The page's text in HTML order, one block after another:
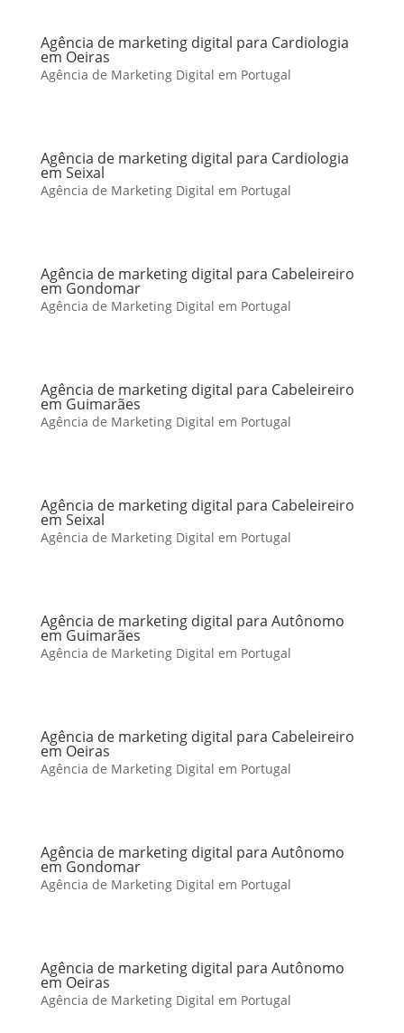
Agência de marketing digital para Cardiologia
em Oeiras
Agência de Marketing Digital em Portugal
Agência de marketing digital para Cardiologia
em Seixal
Agência de Marketing Digital em Portugal
Agência de marketing digital para Cabeleireiro
em Gondomar
Agência de Marketing Digital em Portugal
Agência de marketing digital para Cabeleireiro
em Guimarães
Agência de Marketing Digital em Portugal
Agência de marketing digital para Cabeleireiro
em Seixal
Agência de Marketing Digital em Portugal
Agência de marketing digital para Autônomo
em Guimarães
Agência de Marketing Digital em Portugal
Agência de marketing digital para Cabeleireiro
em Oeiras
Agência de Marketing Digital em Portugal
Agência de marketing digital para Autônomo
em Gondomar
Agência de Marketing Digital em Portugal
Agência de marketing digital para Autônomo
em Oeiras
Agência de Marketing Digital em Portugal